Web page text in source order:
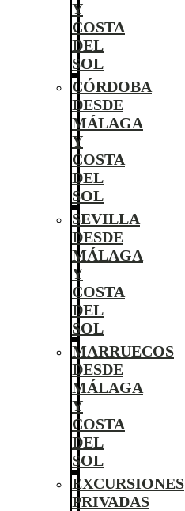
Y
COSTA
DEL
SOL
CÓRDOBA
DESDE
MÁLAGA
Y
COSTA
DEL
SOL
SEVILLA
DESDE
MÁLAGA
Y
COSTA
DEL
SOL
MARRUECOS
DESDE
MÁLAGA
Y
COSTA
DEL
SOL
EXCURSIONES
PRIVADAS